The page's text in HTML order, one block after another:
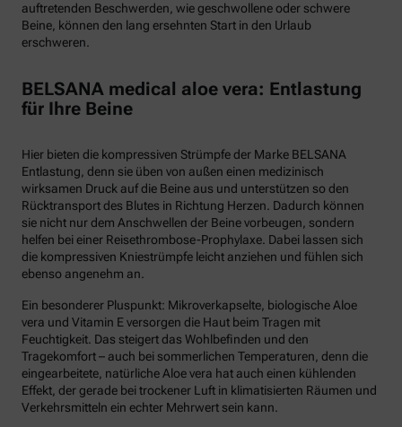
auftretenden Beschwerden, wie geschwollene oder schwere
Beine, können den lang ersehnten Start in den Urlaub
erschweren.
BELSANA medical aloe vera: Entlastung
für Ihre Beine
Hier bieten die kompressiven Strümpfe der Marke BELSANA
Entlastung, denn sie üben von außen einen medizinisch
wirksamen Druck auf die Beine aus und unterstützen so den
Rücktransport des Blutes in Richtung Herzen. Dadurch können
sie nicht nur dem Anschwellen der Beine vorbeugen, sondern
helfen bei einer Reisethrombose-Prophylaxe. Dabei lassen sich
die kompressiven Kniestrümpfe leicht anziehen und fühlen sich
ebenso angenehm an.
Ein besonderer Pluspunkt: Mikroverkapselte, biologische Aloe
vera und Vitamin E versorgen die Haut beim Tragen mit
Feuchtigkeit. Das steigert das Wohlbefinden und den
Tragekomfort – auch bei sommerlichen Temperaturen, denn die
eingearbeitete, natürliche Aloe vera hat auch einen kühlenden
Effekt, der gerade bei trockener Luft in klimatisierten Räumen und
Verkehrsmitteln ein echter Mehrwert sein kann.